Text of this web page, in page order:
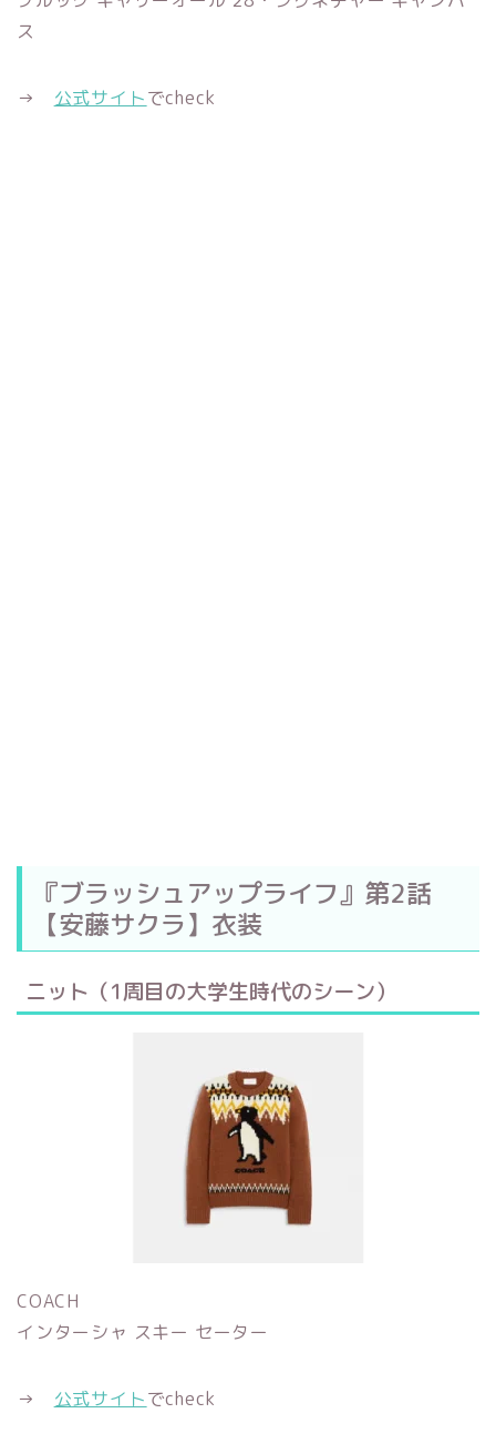
ス
→ 公式サイトでcheck
『ブラッシュアップライフ』第2話
【安藤サクラ】衣装
ニット（1周目の大学生時代のシーン）
COACH
インターシャ スキー セーター
→ 公式サイトでcheck